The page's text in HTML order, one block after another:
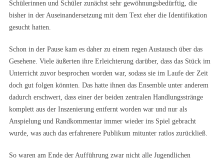
Schülerinnen und Schüler zunächst sehr gewöhnungsbedürftig, die
bisher in der Auseinandersetzung mit dem Text eher die Identifikation
gesucht hatten.
Schon in der Pause kam es daher zu einem regen Austausch über das
Gesehene. Viele äußerten ihre Erleichterung darüber, dass das Stück im
Unterricht zuvor besprochen worden war, sodass sie im Laufe der Zeit
doch gut folgen könnten. Das hatte ihnen das Ensemble unter anderem
dadurch erschwert, dass einer der beiden zentralen Handlungsstränge
komplett aus der Inszenierung entfernt worden war und nur als
Anspielung und Randkommentar immer wieder ins Spiel gebracht
wurde, was auch das erfahrenere Publikum mitunter ratlos zurückließ.
So waren am Ende der Aufführung zwar nicht alle Jugendlichen